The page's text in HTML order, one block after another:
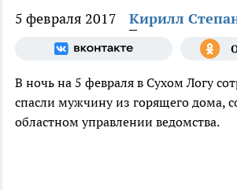
5 февраля 2017 Кирилл
В ночь на 5 февраля в Сухом Логу
спасли мужчину из горящего дома,
областном управлении ведомства.